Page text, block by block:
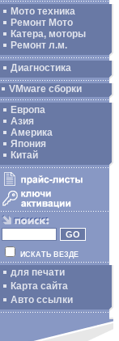
Мото техника
Ремонт Мото
Катера, моторы
Ремонт л.м.
Диагностика
VMware сборки
Европа
Азия
Америка
Япония
Китай
ИСКАТЬ ВЕЗДЕ
для печати
Карта сайта
Авто ссылки